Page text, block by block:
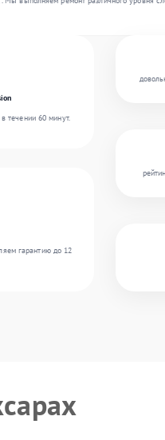
течении 60 минут.
гарантию до 12